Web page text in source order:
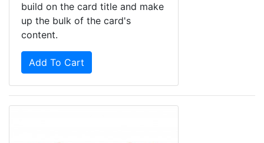
build on the card title and make
up the bulk of the card's
content.
Add To Cart